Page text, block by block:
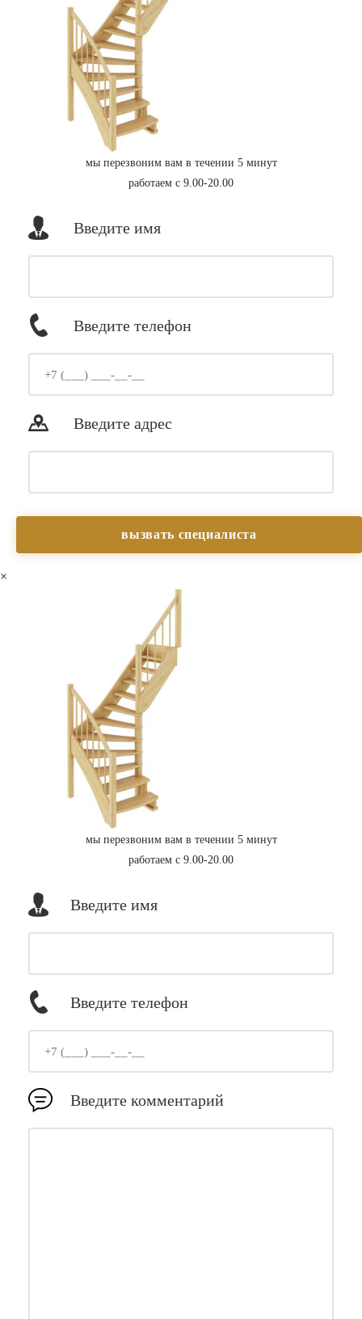
мы перезвоним вам в течении 5 минут
работаем с 9.00-20.00
Введите имя
Введите телефон
Введите адрес
×
мы перезвоним вам в течении 5 минут
работаем с 9.00-20.00
Введите имя
Введите телефон
Введите комментарий